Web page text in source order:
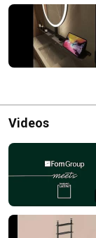
Videos